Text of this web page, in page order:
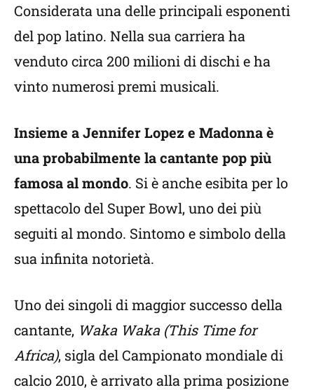
Considerata una delle principali esponenti
del pop latino. Nella sua carriera ha
venduto circa 200 milioni di dischi e ha
vinto numerosi premi musicali.
Insieme a Jennifer Lopez e Madonna è
una probabilmente la cantante pop più
famosa al mondo. Si è anche esibita per lo
spettacolo del Super Bowl, uno dei più
seguiti al mondo. Sintomo e simbolo della
sua infinita notorietà.
Uno dei singoli di maggior successo della
cantante, Waka Waka (This Time for
Africa), sigla del Campionato mondiale di
calcio 2010, è arrivato alla prima posizione